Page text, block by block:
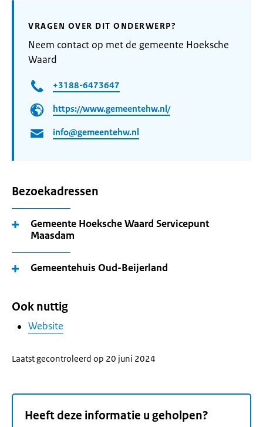
VRAGEN OVER DIT ONDERWERP?
Neem contact op met de gemeente Hoeksche
Waard
+3188-6473647
https://www.gemeentehw.nl/
info@gemeentehw.nl
Bezoekadressen
Gemeente Hoeksche Waard Servicepunt
Maasdam
Gemeentehuis Oud-Beijerland
Ook nuttig
Website
Laatst gecontroleerd op 20 juni 2024
Heeft deze informatie u geholpen?